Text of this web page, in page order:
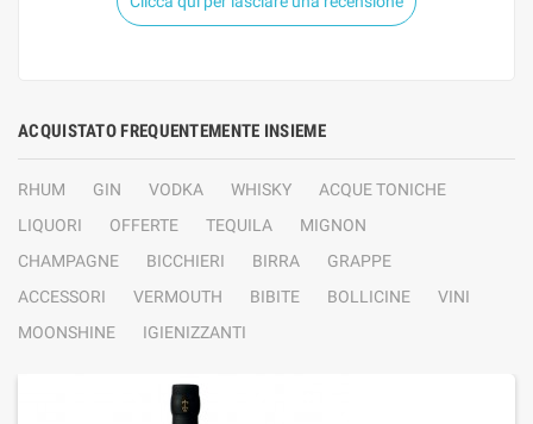
ACQUISTATO FREQUENTEMENTE INSIEME
RHUM GIN VODKA WHISKY
ACQUE TONICHE
LIQUORI
OFFERTE TEQUILA
MIGNON
CHAMPAGNE
BICCHIERI BIRRA
GRAPPE
ACCESSORI
VERMOUTH BIBITE BOLLICINE
VINI
MOONSHINE
IGIENIZZANTI